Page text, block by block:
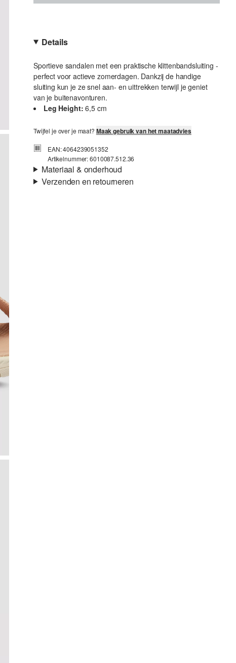
Details
Sportieve sandalen met een praktische klittenbandsluiting -
perfect voor actieve zomerdagen. Dankzij de handige
sluiting kun je ze snel aan- en uittrekken terwijl je geniet
van je buitenavonturen.
Leg Height: 6,5 cm
Twijfel je over je maat? Maak gebruik van het maatadvies
EAN: 4064239051352
Artikelnummer: 6010087.512.36
Materiaal & onderhoud
Verzenden en retourneren